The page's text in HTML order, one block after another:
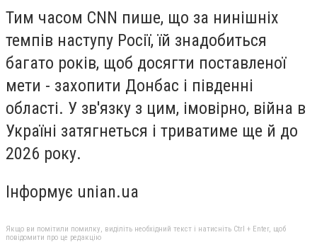
Тим часом CNN пише, що за нинішніх
темпів наступу Росії, їй знадобиться
багато років, щоб досягти поставленої
мети - захопити Донбас і південні
області. У зв'язку з цим, імовірно, війна в
Україні затягнеться і триватиме ще й до
2026 року.
Інформує unian.ua
Якщо ви помітили помилку, виділіть необхідний текст і натисніть Ctrl + Enter, щоб
повідомити про це редакцію